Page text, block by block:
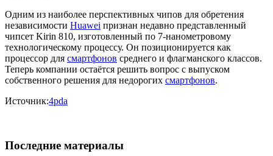
Одним из наиболее перспективных чипов для обретения
независимости Huawei признан недавно представленный
чипсет Kirin 810, изготовленный по 7-нанометровому
технологическому процессу. Он позиционируется как
процессор для смартфонов среднего и флагманского классов.
Теперь компании остаётся решить вопрос с выпуском
собственного решения для недорогих смартфонов.
Источник:4pda
Последние материалы